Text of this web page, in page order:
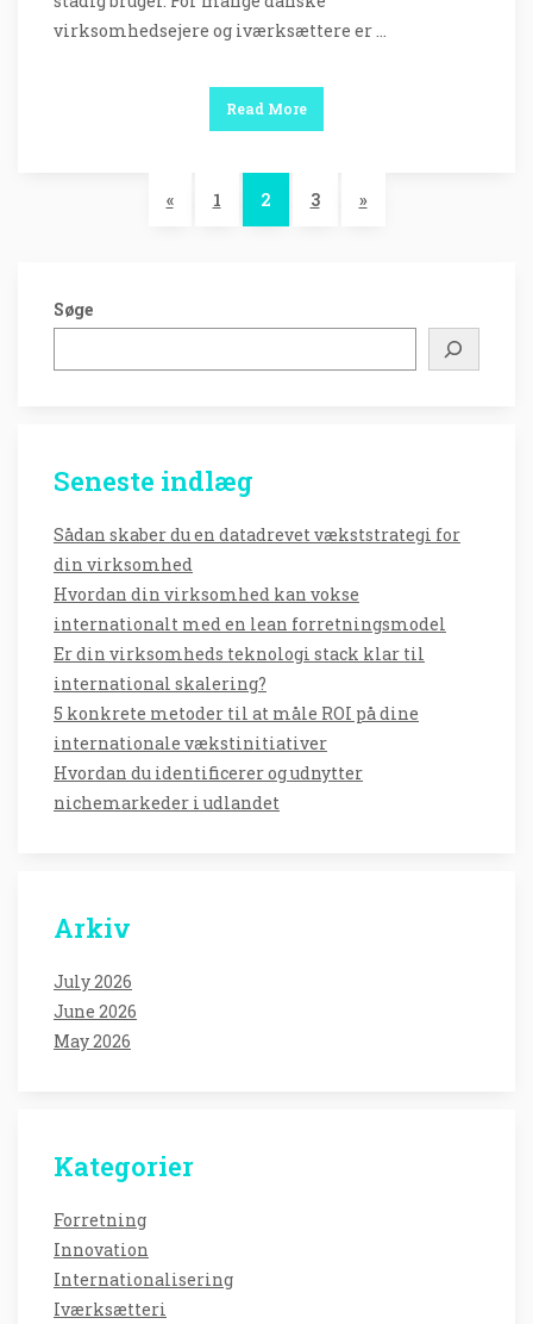
virksomhedsejere og iværksættere er …
Read More
« 1 2 3 »
Søge
Seneste indlæg
Sådan skaber du en datadrevet vækststrategi for
din virksomhed
Hvordan din virksomhed kan vokse
internationalt med en lean forretningsmodel
Er din virksomheds teknologi stack klar til
international skalering?
5 konkrete metoder til at måle ROI på dine
internationale vækstinitiativer
Hvordan du identificerer og udnytter
nichemarkeder i udlandet
Arkiv
July 2026
June 2026
May 2026
Kategorier
Forretning
Innovation
Internationalisering
Iværksætteri